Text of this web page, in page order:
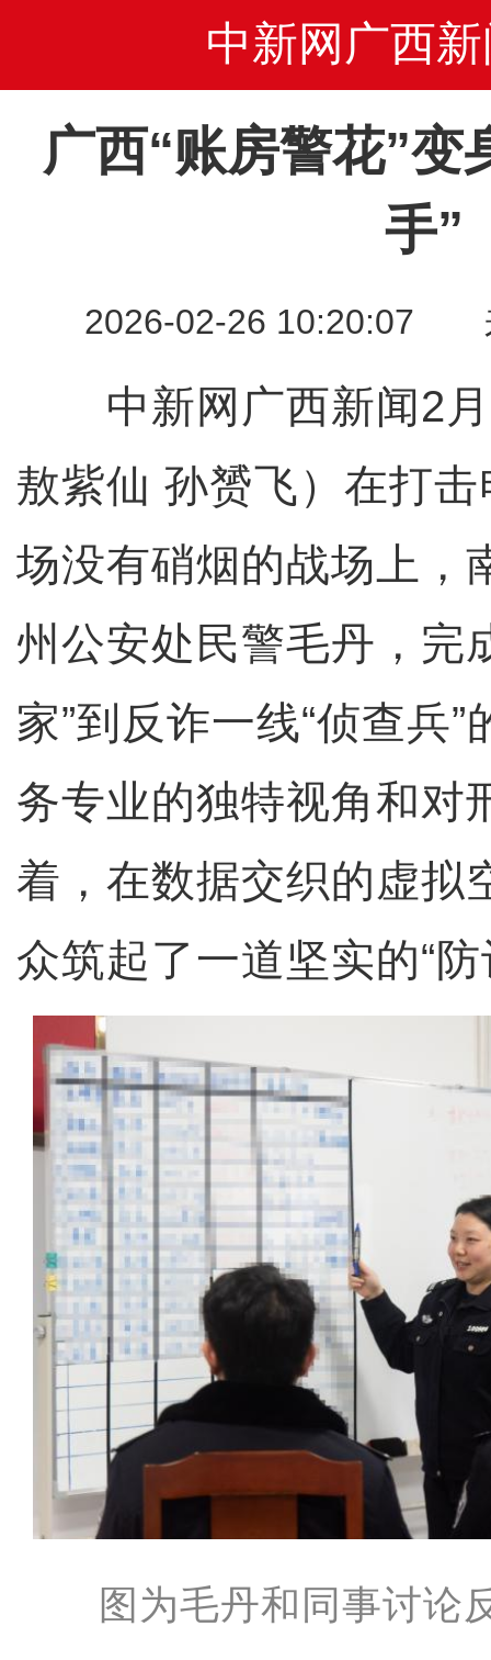
中新网广西新
广西“账房警花”变
手”
2026-02-26 10:20:07
中新网广西新闻2月
敖紫仙 孙赟飞）在打
场没有硝烟的战场上，
州公安处民警毛丹，完
家”到反诈一线“侦查兵
务专业的独特视角和对
着，在数据交织的虚拟
众筑起了一道坚实的“防
图为毛丹和同事讨论